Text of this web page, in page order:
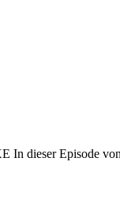
In dieser Episode